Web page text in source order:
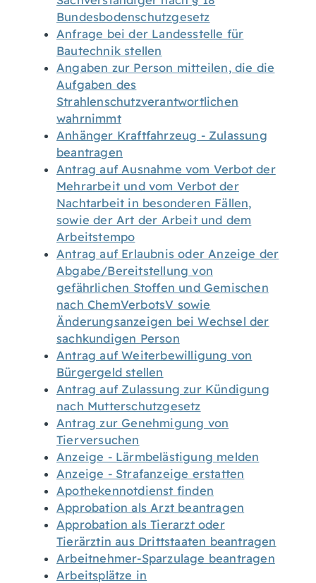
Bundesbodenschutzgesetz
Anfrage bei der Landesstelle für
Bautechnik stellen
Angaben zur Person mitteilen, die die
Aufgaben des
Strahlenschutzverantwortlichen
wahrnimmt
Anhänger Kraftfahrzeug - Zulassung
beantragen
Antrag auf Ausnahme vom Verbot der
Mehrarbeit und vom Verbot der
Nachtarbeit in besonderen Fällen,
sowie der Art der Arbeit und dem
Arbeitstempo
Antrag auf Erlaubnis oder Anzeige der
Abgabe/Bereitstellung von
gefährlichen Stoffen und Gemischen
nach ChemVerbotsV sowie
Änderungsanzeigen bei Wechsel der
sachkundigen Person
Antrag auf Weiterbewilligung von
Bürgergeld stellen
Antrag auf Zulassung zur Kündigung
nach Mutterschutzgesetz
Antrag zur Genehmigung von
Tierversuchen
Anzeige - Lärmbelästigung melden
Anzeige - Strafanzeige erstatten
Apothekennotdienst finden
Approbation als Arzt beantragen
Approbation als Tierarzt oder
Tierärztin aus Drittstaaten beantragen
Arbeitnehmer-Sparzulage beantragen
Arbeitsplätze in